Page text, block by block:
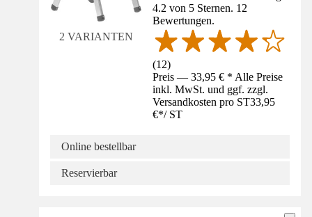
2 VARIANTEN
4.2 von 5 Sternen. 12
Bewertungen.
(12)
Preis — 33,95 € * Alle Preise
inkl. MwSt. und ggf. zzgl.
Versandkosten pro ST33,95
€*/ ST
Online bestellbar
Reservierbar